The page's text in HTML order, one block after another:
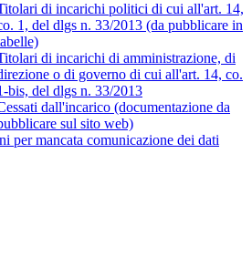
di incarichi politici di cui all'art. 14,
1, del dlgs n. 33/2013 (da pubblicare in
di incarichi di amministrazione, di
o di governo di cui all'art. 14, co.
bis, del dlgs n. 33/2013
dall'incarico (documentazione da
sul sito web)
per mancata comunicazione dei dati